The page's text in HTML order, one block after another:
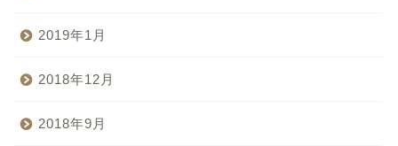
2019年1月
2018年12月
2018年9月